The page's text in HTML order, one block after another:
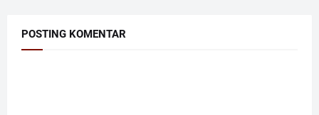
POSTING KOMENTAR